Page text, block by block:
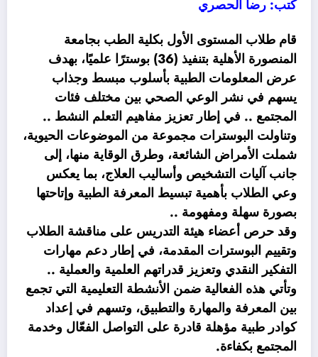
كتب: رضا الحصري
قام طلاب المستوى الأول بكلية الطب بجامعة
المنصورة الأهلية بتنفيذ (36) بوسترًا علميًا، بهدف
عرض المعلومات الطبية بأسلوب مبسط وجذاب
يسهم في نشر الوعي الصحي بين مختلف فئات
المجتمع .. في إطار تعزيز مفاهيم التعلم النشط ..
وتناولت البوسترات مجموعة من الموضوعات الحيوية،
شملت الأمراض الشائعة، وطرق الوقاية منها، إلى
جانب آليات التشخيص وأساليب العلاج، بما يعكس
وعي الطلاب بأهمية تبسيط المعرفة الطبية وإتاحتها
بصورة سهلة ومفهومة ..
وقد حرص أعضاء هيئة التدريس على مناقشة الطلاب
وتقييم البوسترات المقدمة، في إطار دعم مهارات
التفكير النقدي وتعزيز قدراتهم العلمية والعملية ..
وتأتي هذه الفعالية ضمن الأنشطة التعليمية التي تجمع
بين المعرفة والمهارة والتطبيق، وتسهم في إعداد
كوادر طبية مؤهلة قادرة على التواصل الفعّال وخدمة
المجتمع بكفاءة.